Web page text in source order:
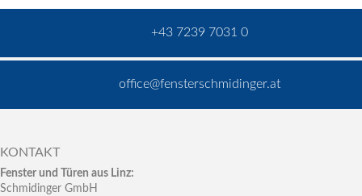
+43 7239 7031 0
office@fensterschmidinger.at
KONTAKT
Fenster und Türen aus Linz:
Schmidinger GmbH